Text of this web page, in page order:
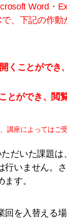
Word・
、下記の作
くことができ
とができ、閲
講座によってはご
だいた課題
いません。
す。
を入替える